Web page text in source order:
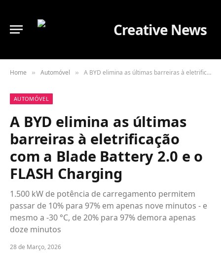
Home » Automóvel » A BYD elimina as últimas barreiras à eletrificação com a Blade Battery 2.0 e o FLASH Charging
AUTOMÓVEL
A BYD elimina as últimas
barreiras à eletrificação
com a Blade Battery 2.0 e o
FLASH Charging
1.500 kW de potência de carregamento permitem
passar de 10% para 97% em apenas nove minutos - e
mesmo a -30 °C, de 20% para 97% demora apenas
doze minutos
28 de Março, 2026